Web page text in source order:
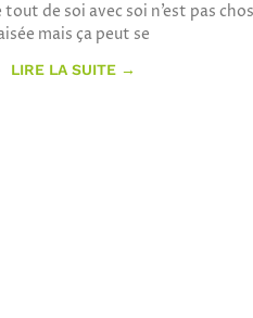
de soi avec soi n’est pas
mais ça peut se
LIRE LA SUITE →